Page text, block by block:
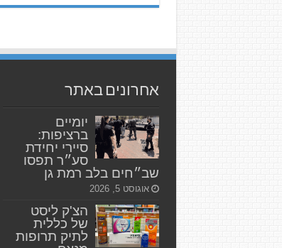
אחרונים באתר
יומיים
ברציפות:
סיירי יחידת
סע״ר תפסו
שב״חים בלב רמת גן
אוגוסט 5, 2026
הצ'ק ליסט
של כללית
לתיק תרופות